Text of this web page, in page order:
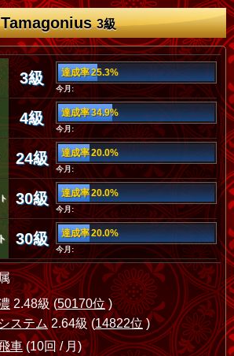
Tamagonius3級
3級 達成率 25.3%
今月:
4級 達成率 34.9%
今月:
24級 達成率 20.0%
今月:
30級 達成率 20.0%
今月:
30級 達成率 20.0%
今月:
2.48級 (50170位)
ステム2.64級 (14822位)
車(10回 / 月)